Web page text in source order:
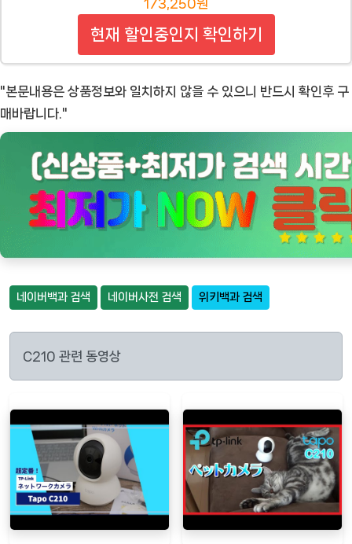
173,250원
현재 할인중인지 확인하기
"본문내용은 상품정보와 일치하지 않을 수 있으니 반드시 확인후 구
매바랍니다."
네이버백과 검색 네이버사전 검색 위키백과 검색
C210 관련 동영상